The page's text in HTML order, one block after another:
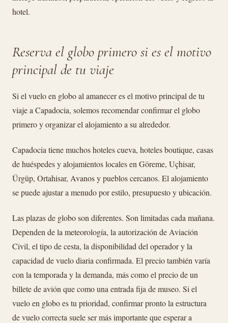
hotel.
Reserva el globo primero si es el motivo
principal de tu viaje
Si el vuelo en globo al amanecer es el motivo principal de tu
viaje a Capadocia, solemos recomendar confirmar el globo
primero y organizar el alojamiento a su alrededor.
Capadocia tiene muchos hoteles cueva, hoteles boutique, casas
de huéspedes y alojamientos locales en Göreme, Uçhisar,
Ürgüp, Ortahisar, Avanos y pueblos cercanos. El alojamiento
se puede ajustar a menudo por estilo, presupuesto y ubicación.
Las plazas de globo son diferentes. Son limitadas cada mañana.
Dependen de la meteorología, la autorización de Aviación
Civil, el tipo de cesta, la disponibilidad del operador y la
capacidad de vuelo diaria confirmada. El precio también varía
con la temporada y la demanda, más como el precio de un
billete de avión que como una entrada fija de museo. Si el
vuelo en globo es tu prioridad, confirmar pronto la estructura
de vuelo correcta suele ser más importante que esperar a